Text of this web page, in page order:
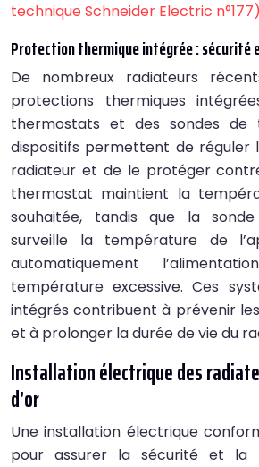
technique Schneider Electric n°177)
Protection thermique intégrée :
De nombreux radiateurs
protections thermiques
thermostats et des sondes de
dispositifs permettent de réguler
radiateur et de le protéger
thermostat maintient la
souhaitée, tandis que la
surveille la température de
automatiquement
température excessive. Ces
intégrés contribuent à prévenir les
et à prolonger la durée de vie du
Installation électrique des
d’or
Une installation électrique
pour assurer la sécurité et la